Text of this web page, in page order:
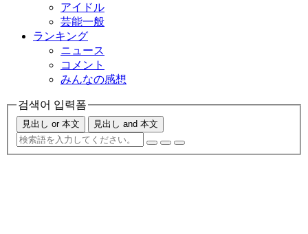
アイドル
芸能一般
ランキング
ニュース
コメント
みんなの感想
검색어 입력폼
見出し or 本文 見出し and 本文